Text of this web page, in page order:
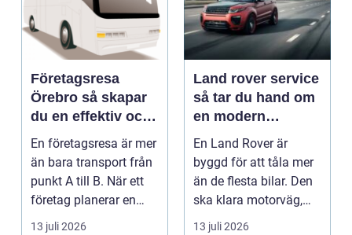
Företagsresa
Örebro så skapar
du en effektiv och
minnesvärd resa
En företagsresa är mer
än bara transport från
punkt A till B. När ett
företag planerar en
resa för m...
13 juli 2026
Land rover service
så tar du hand om
en modern
klassiker
En Land Rover är
byggd för att tåla mer
än de flesta bilar. Den
ska klara motorväg,
stadstrafik, gru...
13 juli 2026